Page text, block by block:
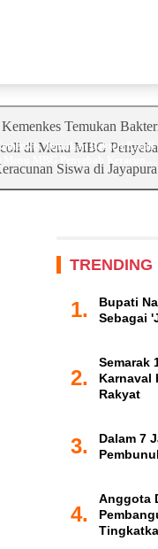
Kemenkes Temukan Bakteri E. coli
Siswa di Jayapura
TRENDING
1.
Bupati
Sebagai
2.
Semarak
Karnaval
Rakyat
3.
Dalam 7
4.
Anggota